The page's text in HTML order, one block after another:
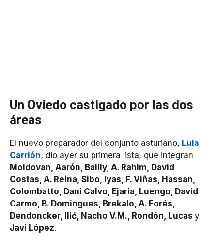
Un Oviedo castigado por las dos
áreas
El nuevo preparador del conjunto asturiano, Luis
Carrión, dio ayer su primera lista, que integran
Moldovan, Aarón, Bailly, A. Rahim, David
Costas, A. Reina, Sibo, lyas, F. Viñas, Hassan,
Colombatto, Dani Calvo, Ejaria, Luengo, David
Carmo, B. Domingues, Brekalo, A. Forés,
Dendoncker, Ilić, Nacho V.M., Rondón, Lucas y
Javi López.